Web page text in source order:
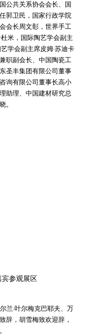
公共关系协会会长、国
郭卫民，国家行政学院
会长周文彰，世界手工
米，国际陶艺学会副主
学会副主席皮姆·苏迪卡
职副会长、中国陶瓷工
圣丰集团有限公司董事
询有限公司董事长高小
助理、中国建材研究总
。
宾参观展区
·叶尔梅克巴耶夫、万
辞，胡雪梅致欢迎辞，